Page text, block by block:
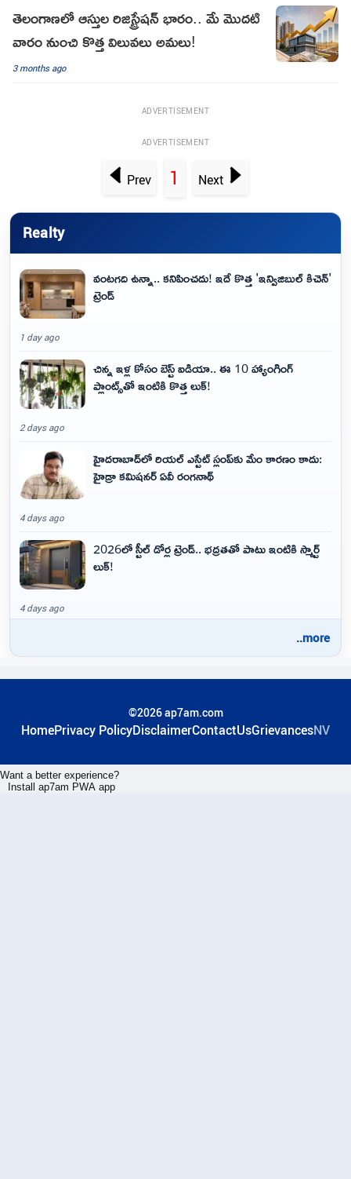
తెలంగాణలో ఆస్తుల రిజిస్ట్రేషన్ భారం.. మే మొదటి
వారం నుంచి కొత్త విలువలు అమలు!
3 months ago
ADVERTISEMENT
ADVERTISEMENT
Prev 1 Next
Realty
వంటగది ఉన్నా.. కనిపించదు! ఇదే కొత్త 'ఇన్విజిబుల్ కిచెన్'
ట్రెండ్
1 day ago
చిన్న ఇళ్ల కోసం బెస్ట్ ఐడియా.. ఈ 10 హ్యాంగింగ్
ప్లాంట్స్‌తో ఇంటికి కొత్త లుక్!
2 days ago
హైదరాబాద్‌లో రియల్ ఎస్టేట్ స్లంప్‌కు మేం కారణం కాదు:
హైడ్రా కమిషనర్ ఏవీ రంగనాథ్
4 days ago
2026లో స్టీల్ డోర్ల ట్రెండ్.. భద్రతతో పాటు ఇంటికి స్మార్ట్
లుక్!
4 days ago
..more
©2026 ap7am.com
HomePrivacy PolicyDisclaimerContactUsGrievancesNV
Want a better experience?
Install ap7am PWA app